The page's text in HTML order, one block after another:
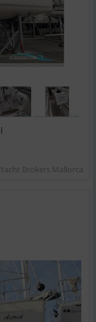
Brokers Mallorca